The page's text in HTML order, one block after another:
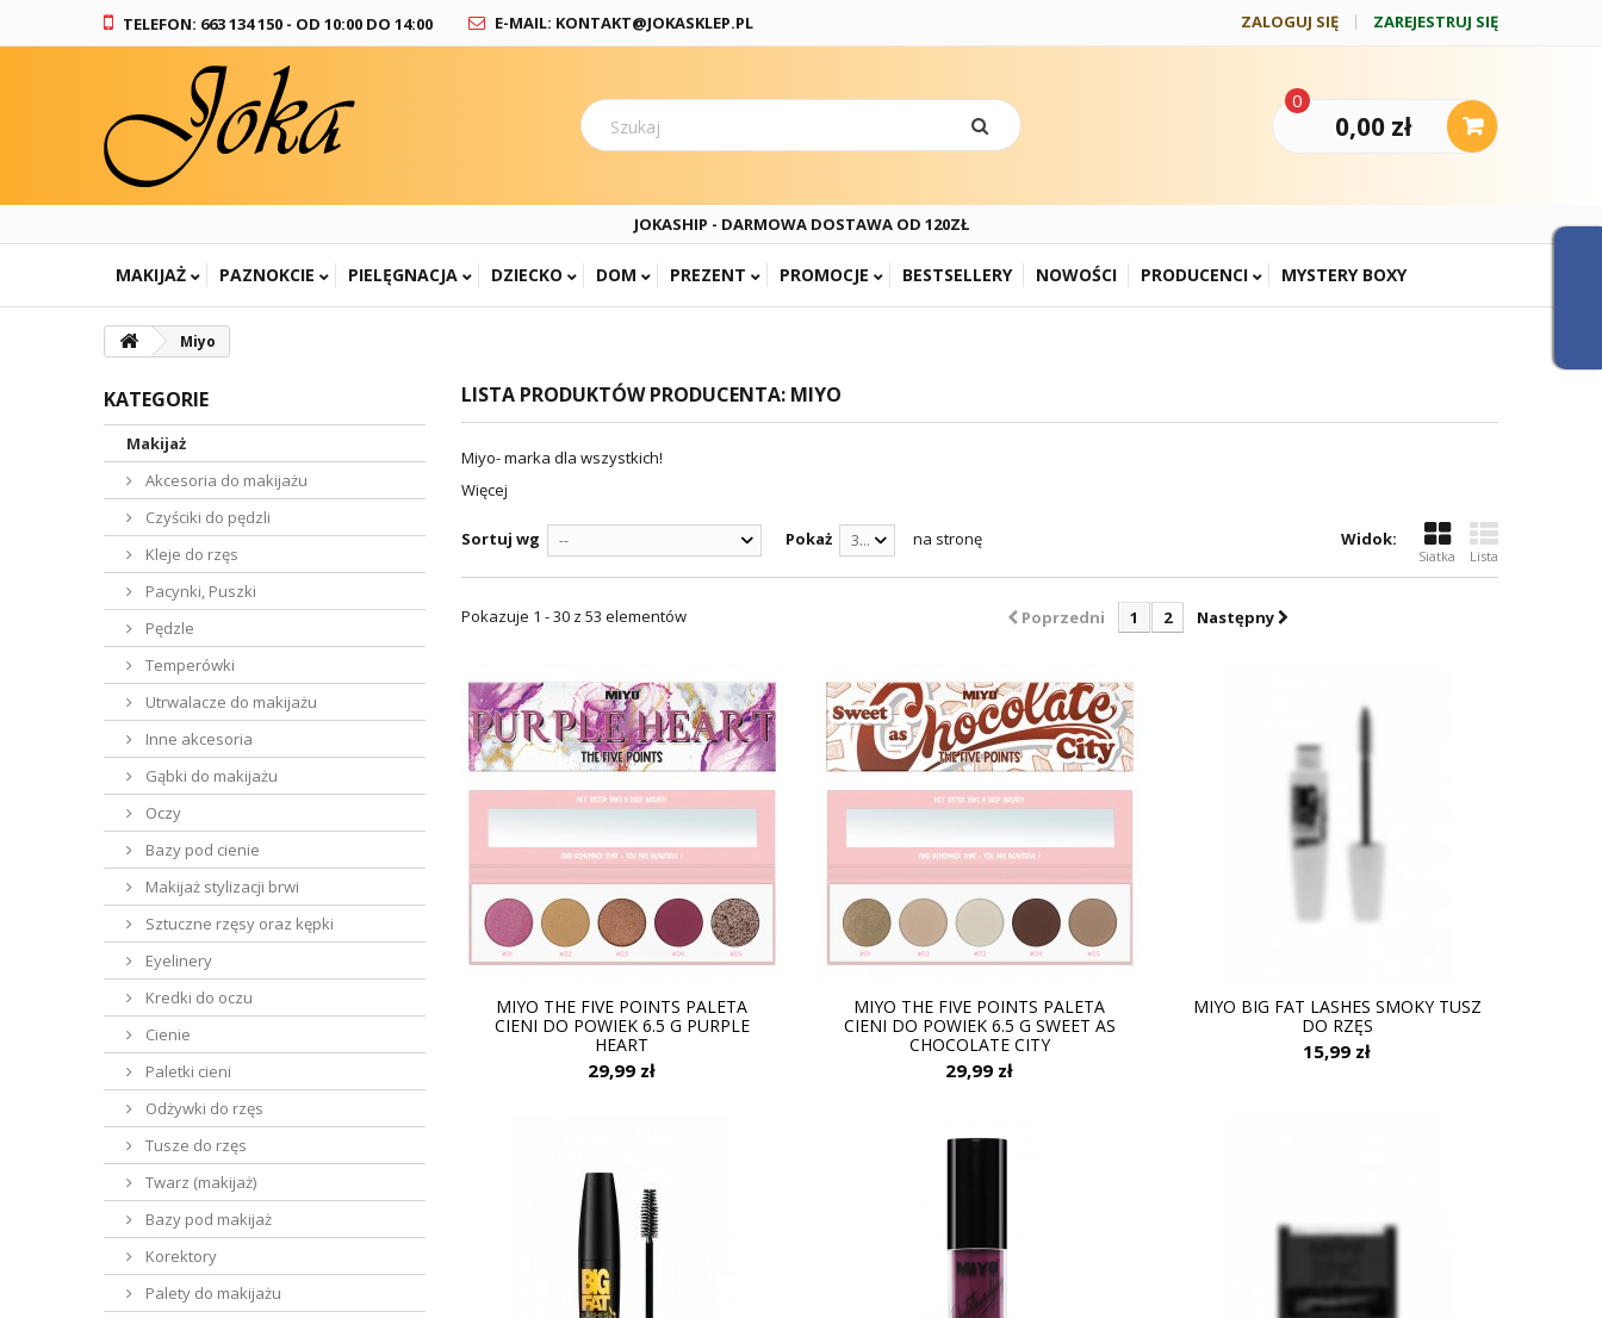
TELEFON: 663 134 150 - OD 10:00 DO 14:00 E-MAIL: KONTAKT@JOKASKLEP.PL ZALOGUJ SIĘ ZAREJESTRUJ SIĘ
0
0,00 zł
JOKASHIP - DARMOWA DOSTAWA OD 120ZŁ
MAKIJAŻ PAZNOKCIE PIELĘGNACJA DZIECKO DOM PREZENT PROMOCJE BESTSELLERY NOWOŚCI PRODUCENCI MYSTERY BOXY
Miyo
KATEGORIE
Makijaż
Akcesoria do makijażu
Czyściki do pędzli
Kleje do rzęs
Pacynki, Puszki
Pędzle
Temperówki
Utrwalacze do makijażu
Inne akcesoria
Gąbki do makijażu
Oczy
Bazy pod cienie
Makijaż stylizacji brwi
Sztuczne rzęsy oraz kępki
Eyelinery
Kredki do oczu
Cienie
Paletki cieni
Odżywki do rzęs
Tusze do rzęs
Twarz (makijaż)
Bazy pod makijaż
Korektory
Palety do makijażu
LISTA PRODUKTÓW PRODUCENTA: MIYO
Miyo- marka dla wszystkich!
Więcej
Widok:
Siatka Lista
Sortuj wg -- Pokaż 30 na stronę
Poprzedni 1 2 Następny
Pokazuje 1 - 30 z 53 elementów
MIYO THE FIVE POINTS PALETA
CIENI DO POWIEK 6.5 G PURPLE
HEART
29,99 zł
MIYO THE FIVE POINTS PALETA
CIENI DO POWIEK 6.5 G SWEET AS
CHOCOLATE CITY
29,99 zł
MIYO BIG FAT LASHES SMOKY TUSZ
DO RZĘS
15,99 zł